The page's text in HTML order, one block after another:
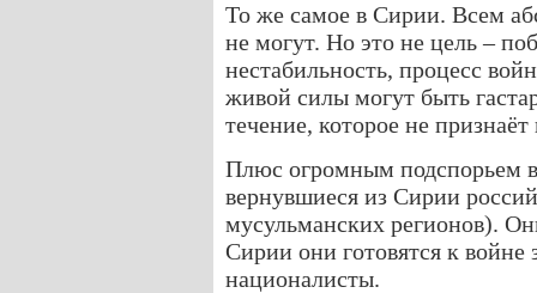
То же самое в Сирии. Всем
не могут. Но это не цель –
нестабильность, процесс
живой силы могут быть
течение, которое не
Плюс огромным подспорьем
вернувшиеся из Сирии
мусульманских регионов).
Сирии они готовятся к войне
националисты.